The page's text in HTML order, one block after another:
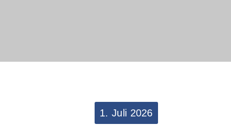
1. Juli 2026